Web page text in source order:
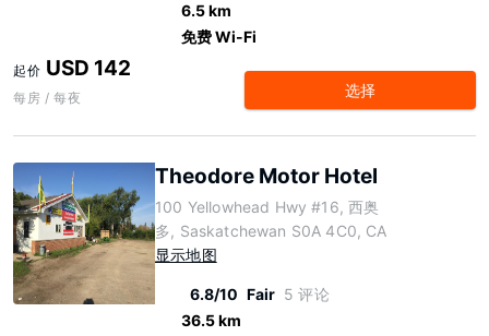
6.5 km
免费 Wi-Fi
起价 USD 142
每房 / 每夜 选择
Theodore Motor Hotel
100 Yellowhead Hwy #16, 西奥
多, Saskatchewan S0A 4C0, CA
显示地图
6.8/10 Fair 5 评论
36.5 km